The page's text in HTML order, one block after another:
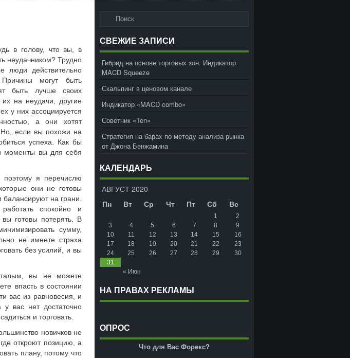
в голову, что вы, в
неудачником? Трудно
люди действительно
могут быть
быть лучше своих
их на неудачи, другие
у них ассоциируется
а они хотят
Но, если вы похожи на
успеха. Как бы
моменты вы для себя
поэтому я перечислю
они не готовы
балансируют на грани.
спокойно и
вы готовы потерять. В
сумму,
не имеете страха
без усилий, и вы
вы не можете
впасть в состоянии
вас из равновесия, и
у вас нет достаточно
и торговать.
новичков не
откроют позицию, а
плану, потому что
СВЕЖИЕ ЗАПИСИ
Гибрид на основе торговых зон. Индикатор
MACD Squeeze
Скальпинг в ценовом канале
Индикатор «MACD combo»
Советник «Ten»
Стратегия на барах по методу анализа рынка
от Джона Бенжамина
КАЛЕНДАРЬ
АВГУСТ 2020
Пн
Вт Ср Чт Пт Сб Вс
« Июн
1
2
3
4 5 6 7 8
9
10
11 12 13 14 15
16
17
18 19 20 21 22
23
24
25 26 27 28 29
30
31
НА ПРАВАХ РЕКЛАМЫ
ОПРОС
Что для Вас Форекс?